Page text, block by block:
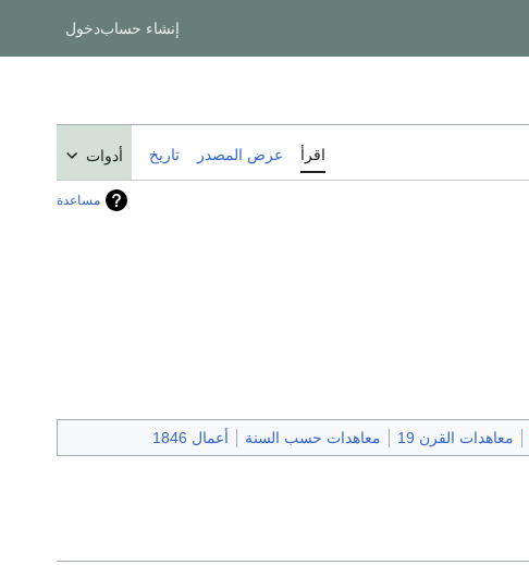
إنشاء حسابدخول
اقرأ عرض المصدر تاريخ أدوات
مساعدة
معاهدات القرن 19 معاهدات حسب السنة أعمال 1846